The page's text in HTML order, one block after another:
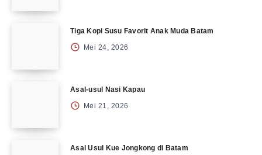
Tiga Kopi Susu Favorit Anak Muda Batam
Mei 24, 2026
Asal-usul Nasi Kapau
Mei 21, 2026
Asal Usul Kue Jongkong di Batam